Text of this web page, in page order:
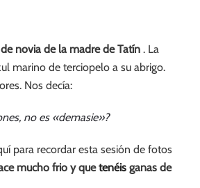
novia de la madre de Tatín. La
marino de terciopelo a su abrigo.
Nos decía:
no es «demasie»?
para recordar esta sesión de fotos
mucho frio y quetenéisganas de